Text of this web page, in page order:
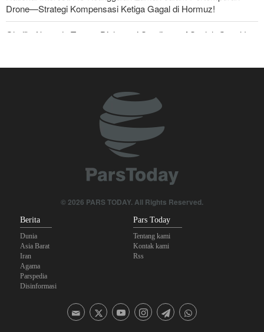
Drone—Strategi Kompensasi Ketiga Gagal di Hormuz!
Ghalibaf kepada Trump: Diplomasi Sandiwara AS telah Gagal !
The Economist: Kesepakatan dengan Iran Opsi Realistis Akhiri
Yahya Saree: Kami Hancurkan Posisi Pasukan Bayaran Saudi
dengan Rudal Balistik dan Drone
Brigjen Akrami Nia: Artesh dalam Kondisi Siaga Penuh
Anggota Kongres AS Khawatirkan Dampak Menipisnya Rudal
Amerika Hadapi Iran
© 2026 PARS TODAY. All Rights Reserved.
Berita
Dunia
Asia Barat
Iran
Agama
Parspedia
Disinformasi
Pars Today
Tentang kami
Kontak kami
Rss